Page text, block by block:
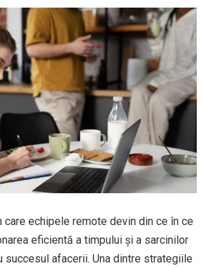
care echipele remote devin din ce în ce
eficientă a timpului și a sarcinilor
succesul afacerii. Una dintre strategiile